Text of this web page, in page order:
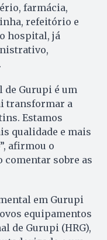
farmácia,
refeitório e
hospital, já
de Gurupi é um
transformar a
Estamos
qualidade e mais
afirmou o
comentar sobre as
em Gurupi
equipamentos
de Gurupi (HRG),